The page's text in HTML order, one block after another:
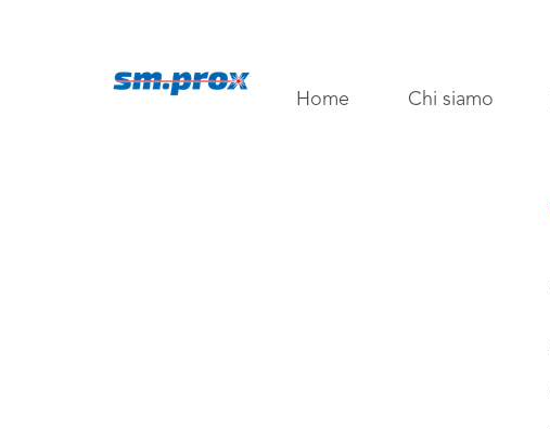
Home Chi siamo